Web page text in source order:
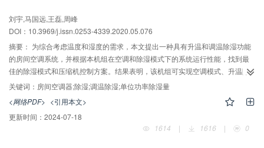
刘宇,马国远,王磊,周峰
DOI：10.3969/j.issn.0253-4339.2020.05.076
摘要： 为综合考虑温度和湿度的需求，本文提出一种具有升温和调温除湿功能
的房间空调系统，并根据本机组在空调和除湿模式下的系统运行性能，找到最
佳的除湿模式和压缩机控制方案。结果表明，该机组可实现空调模式、升温除
湿模式和调温除湿模式；调温除湿模式比升温除湿模式的出风温度低约7%，出
风相对湿度低约27%；前者的除湿量约为后者的2.8倍，单位功率除湿量约为后
者的2.6倍；当室外温度<18℃时，启用升温除湿模式，压缩机可采取变频调节
方式；当18 ℃≤室外温度≤24 ℃时，启用调温除湿模式，压缩机可采用“容量调
节+变频”方式。该系统可有效解决长江中下游地区的房间空调器除湿后送冷风
关键词： 房间空调器;除湿;调温除湿;单位功率除湿量
<网络PDF> <引用本文>
更新时间： 2024-07-18
1614
| 1616 | 0